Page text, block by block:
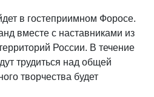
в гостеприимном Форосе.
вместе с наставниками из
России. В течение
трудиться над общей
творчества будет